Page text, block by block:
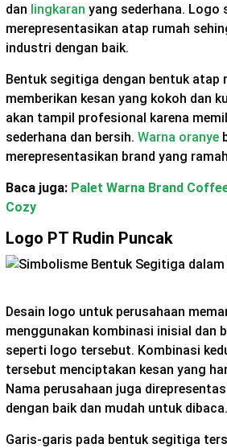
dan lingkaran yang sederhana. Logo
merepresentasikan atap rumah
industri dengan baik.
Bentuk segitiga dengan bentuk atap
memberikan kesan yang kokoh dan
akan tampil profesional karena
sederhana dan bersih. Warna oranye
merepresentasikan brand yang
Baca juga: Palet Warna Brand
Cozy
Logo PT Rudin Puncak
Desain logo untuk perusahaan
menggunakan kombinasi inisial dan
seperti logo tersebut. Kombinasi
tersebut menciptakan kesan yang
Nama perusahaan juga
dengan baik dan mudah untuk dibaca.
Garis-garis pada bentuk segitiga